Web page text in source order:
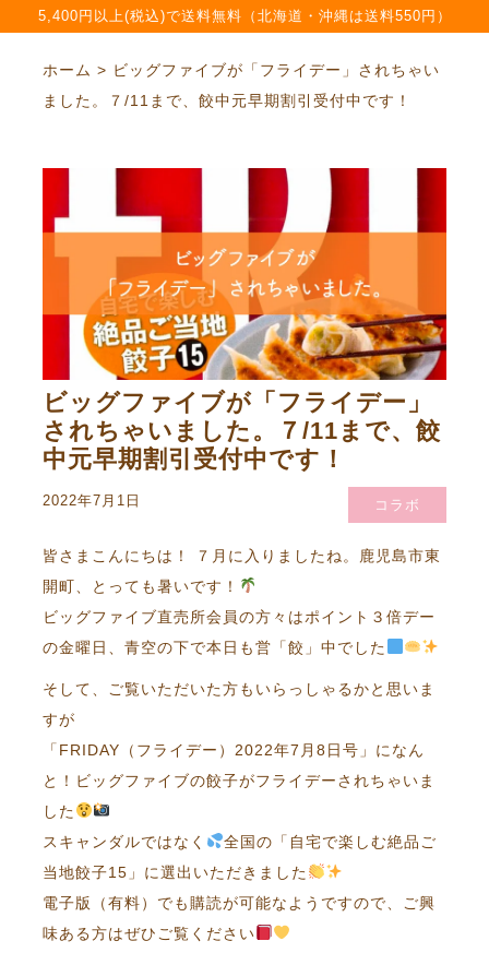
5,400円以上(税込)で送料無料（北海道・沖縄は送料550円）
ホーム > ビッグファイブが「フライデー」されちゃい
ました。７/11まで、餃中元早期割引受付中です！
ビッグファイブが「フライデー」
されちゃいました。７/11まで、餃
中元早期割引受付中です！
2022年7月1日 コラボ
皆さまこんにちは！ ７月に入りましたね。鹿児島市東
開町、とっても暑いです！
ビッグファイブ直売所会員の方々はポイント３倍デー
の金曜日、青空の下で本日も営「餃」中でした
そして、ご覧いただいた方もいらっしゃるかと思いま
すが
「FRIDAY（フライデー）2022年7月8日号」になん
と！ビッグファイブの餃子がフライデーされちゃいま
した
スキャンダルではなく
全国の「自宅で楽しむ絶品ご
当地餃子15」に選出いただきました
電子版（有料）でも購読が可能なようですので、ご興
味ある方はぜひご覧ください